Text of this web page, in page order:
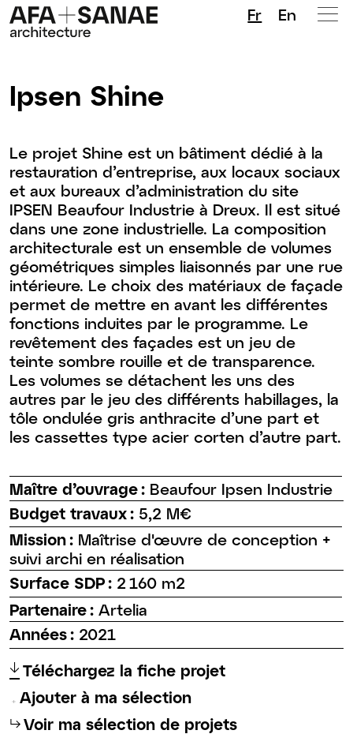
Fr En
Ipsen Shine
Le projet Shine est un bâtiment dédié à la
restauration d’entreprise, aux locaux sociaux
et aux bureaux d’administration du site
IPSEN Beaufour Industrie à Dreux. Il est situé
dans une zone industrielle. La composition
architecturale est un ensemble de volumes
géométriques simples liaisonnés par une rue
intérieure. Le choix des matériaux de façade
permet de mettre en avant les différentes
fonctions induites par le programme. Le
revêtement des façades est un jeu de
teinte sombre rouille et de transparence.
Les volumes se détachent les uns des
autres par le jeu des différents habillages, la
tôle ondulée gris anthracite d’une part et
les cassettes type acier corten d’autre part.
Maître d’ouvrage :Beaufour Ipsen Industrie
Budget travaux :5,2 M€
Mission :Maîtrise d'œuvre de conception +
suivi archi en réalisation
Surface SDP :2 160 m2
Partenaire :Artelia
Années :2021
↑ Téléchargez la fiche projet
Ajouter à ma sélection
⮡Voir ma sélection de projets